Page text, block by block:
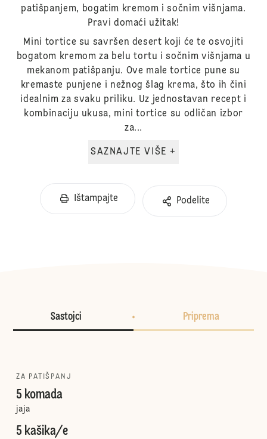
patišpanjem, bogatim kremom i sočnim višnjama.
Pravi domaći užitak!
Mini tortice su savršen desert koji će te osvojiti
bogatom kremom za belu tortu i sočnim višnjama u
mekanom patišpanju. Ove male tortice pune su
kremaste punjene i nežnog šlag krema, što ih čini
idealnim za svaku priliku. Uz jednostavan recept i
kombinaciju ukusa, mini tortice su odličan izbor
za...
SAZNAJTE VIŠE +
Ištampajte Podelite
Sastojci Priprema
ZA PATIŠPANJ
5 komada
jaja
5 kašika/e